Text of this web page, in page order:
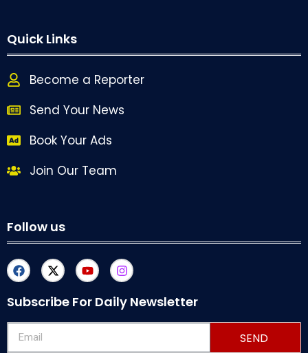
Quick Links
Become a Reporter
Send Your News
Book Your Ads
Join Our Team
Follow us
Subscribe For Daily Newsletter
SEND